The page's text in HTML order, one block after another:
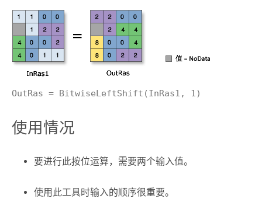
OutRas = BitwiseLeftShift(InRas1, 1)
使用情况
要进行此按位运算，需要两个输入值。
使用此工具时输入的顺序很重要。